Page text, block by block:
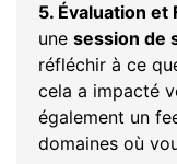
5. Évaluation et
une session de
réfléchir à ce
cela a impacté
également un
domaines où